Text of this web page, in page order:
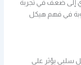
إلى ضعف في تجربة
في فهم هيكل
سلبي يؤثر على